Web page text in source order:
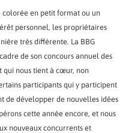
en petit format ou un
personnel, les propriétaires
très différente. La BBG
de son concours annuel des
qui nous tient à cœur, non
participants qui y participent
de développer de nouvelles idées
cette année encore, et nous
nouveaux concurrents et